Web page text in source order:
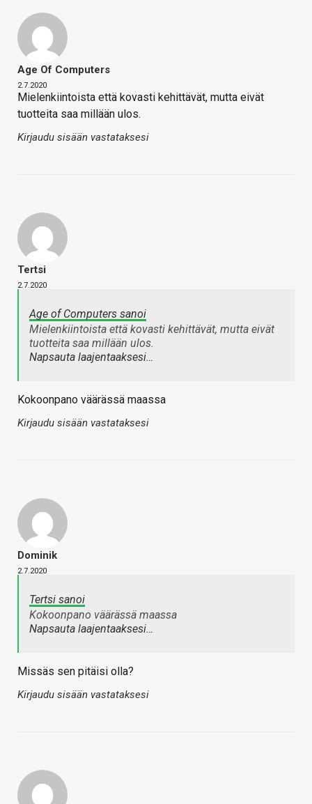
Age Of Computers
2.7.2020
Mielenkiintoista että kovasti kehittävät, mutta eivät
tuotteita saa millään ulos.
Kirjaudu sisään vastataksesi
Tertsi
2.7.2020
Age of Computers sanoi
Mielenkiintoista että kovasti kehittävät, mutta eivät
tuotteita saa millään ulos.
Napsauta laajentaaksesi…
Kokoonpano väärässä maassa
Kirjaudu sisään vastataksesi
Dominik
2.7.2020
Tertsi sanoi
Kokoonpano väärässä maassa
Napsauta laajentaaksesi…
Missäs sen pitäisi olla?
Kirjaudu sisään vastataksesi